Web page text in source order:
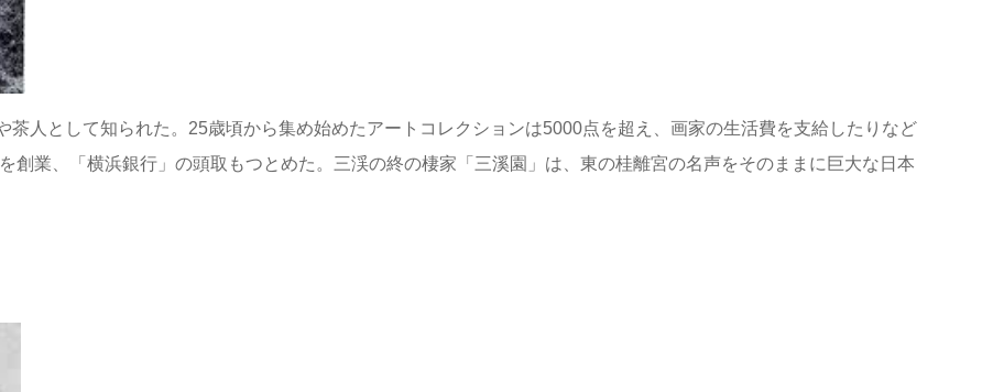
茶人として知られた。25歳頃から集め始めたアートコレクションは5000点を超え、画家の生活費を支給したりなど
創業、「横浜銀行」の頭取もつとめた。三渓の終の棲家「三溪園」は、東の桂離宮の名声をそのままに巨大な日本